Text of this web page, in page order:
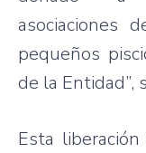
asociaciones
pequeños
de la Entidad”,
Esta